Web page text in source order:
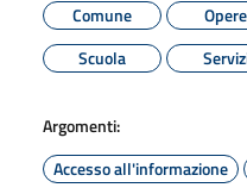
Comune
Opere
Scuola
Argomenti:
Accesso all'informazione